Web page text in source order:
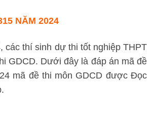
NĂM 2024
các thí sinh dự thi tốt nghiệp THPT
GDCD. Dưới đây là đáp án mã đề
mã đề thi môn GDCD được Đọc